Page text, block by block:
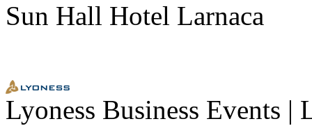
Sun Hall Hotel Larnaca
Lyoness Business Events |